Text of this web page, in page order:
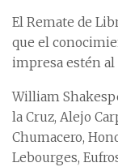
El Remate de
que el
impresa estén al
William
la Cruz, Alejo
Chumacero,
Lebourges,